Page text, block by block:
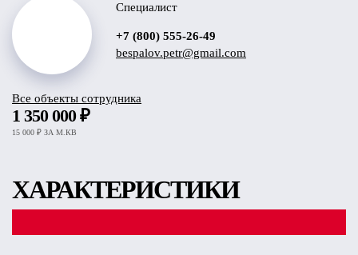
1 350 000 ₽
15 000 ₽ ЗА М.КВ
Специалист
+7 (800) 555-26-49
bespalov.petr@gmail.com
Все объекты сотрудника
ХАРАКТЕРИСТИКИ